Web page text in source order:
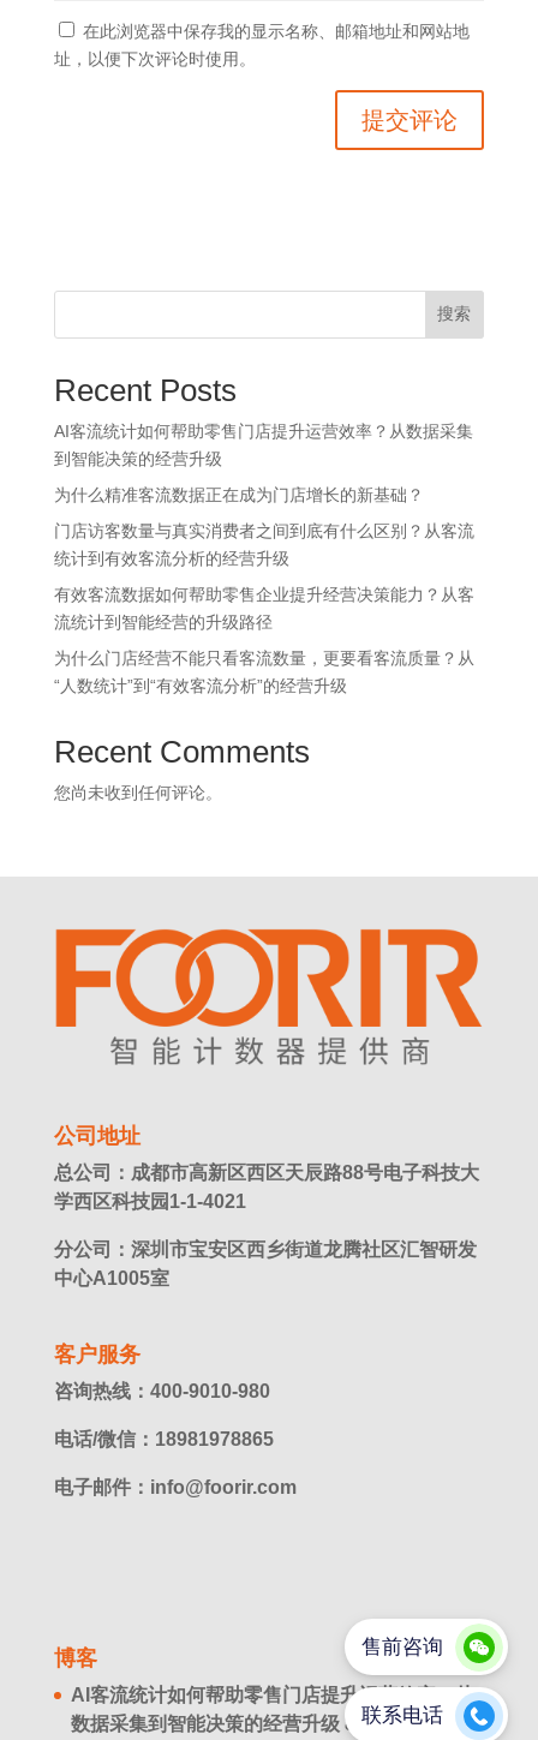
在此浏览器中保存我的显示名称、邮箱地址和网站地
址，以便下次评论时使用。
搜索
Recent Posts
AI客流统计如何帮助零售门店提升运营效率？从数据采集
到智能决策的经营升级
为什么精准客流数据正在成为门店增长的新基础？
门店访客数量与真实消费者之间到底有什么区别？从客流
统计到有效客流分析的经营升级
有效客流数据如何帮助零售企业提升经营决策能力？从客
流统计到智能经营的升级路径
为什么门店经营不能只看客流数量，更要看客流质量？从
“人数统计”到“有效客流分析”的经营升级
Recent Comments
您尚未收到任何评论。
公司地址
总公司：成都市高新区西区天辰路88号电子科技大
学西区科技园1-1-4021
分公司：深圳市宝安区西乡街道龙腾社区汇智研发
中心A1005室
客户服务
咨询热线：400-9010-980
电话/微信：18981978865
电子邮件：info@foorir.com
博客
AI客流统计如何帮助零售门店提升运营效率？从
数据采集到智能决策的经营升级 8 月 8. 2026